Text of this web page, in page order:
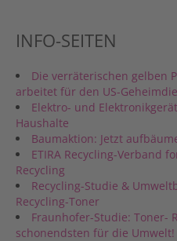
INFO-SEITEN
Die verräterischen gelben
arbeitet für den US-
Elektro- und
Haushalte
Baumaktion: Jetzt
ETIRA Recycling-Verband
Recycling
Recycling-Studie &
Recycling-Toner
Fraunhofer-Studie: Toner-
schonendsten für die Umwelt!